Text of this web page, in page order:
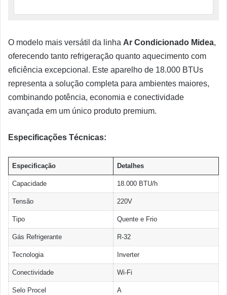
O modelo mais versátil da linha Ar Condicionado Midea,
oferecendo tanto refrigeração quanto aquecimento com
eficiência excepcional. Este aparelho de 18.000 BTUs
representa a solução completa para ambientes maiores,
combinando potência, economia e conectividade
avançada em um único produto premium.
Especificações Técnicas:
Especificação Detalhes
Capacidade 18.000 BTU/h
Tensão 220V
Tipo Quente e Frio
Gás Refrigerante R-32
Tecnologia Inverter
Conectividade Wi-Fi
Selo Procel A